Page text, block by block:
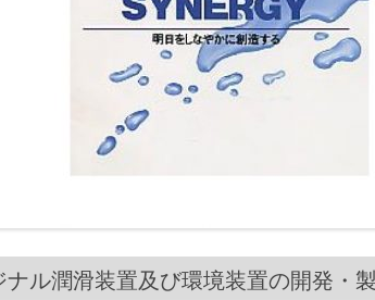
ナル潤滑装置及び環境装置の開発・